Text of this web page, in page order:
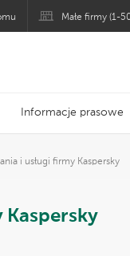
Małe firmy (1-
Informacje prasowe
i usługi firmy Kaspersky
Kaspersky